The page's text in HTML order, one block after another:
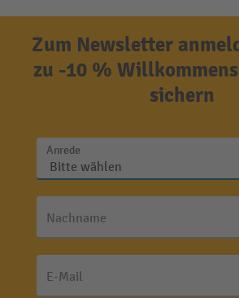
Zum Newsletter
zu -10 %
sichern
Anrede
Nachname
E-Mail